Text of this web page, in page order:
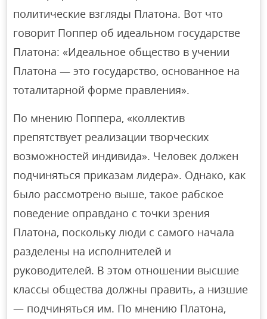
политические взгляды Платона. Вот что
говорит Поппер об идеальном государстве
Платона: «Идеальное общество в учении
Платона — это государство, основанное на
тоталитарной форме правления».
По мнению Поппера, «коллектив
препятствует реализации творческих
возможностей индивида». Человек должен
подчиняться приказам лидера». Однако, как
было рассмотрено выше, такое рабское
поведение оправдано с точки зрения
Платона, поскольку люди с самого начала
разделены на исполнителей и
руководителей. В этом отношении высшие
классы общества должны править, а низшие
— подчиняться им. По мнению Платона,